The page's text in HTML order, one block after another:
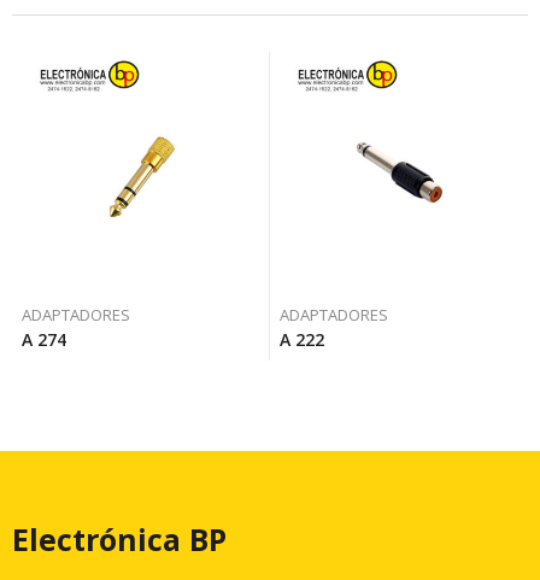
ADAPTADORES
A 274
ADAPTADORES
A 222
Electrónica BP